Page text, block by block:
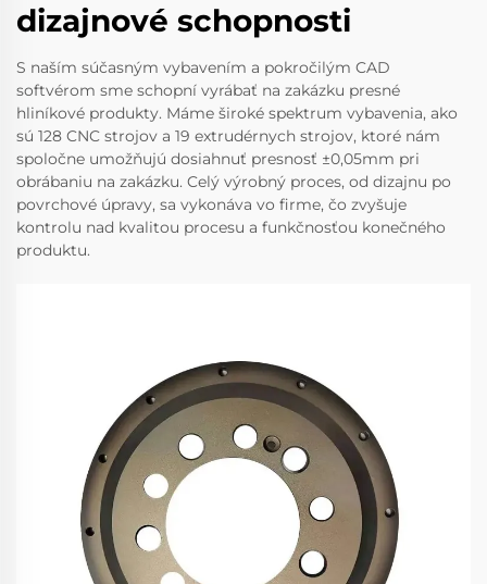
dizajnové schopnosti
S naším súčasným vybavením a pokročilým CAD
softvérom sme schopní vyrábať na zakázku presné
hliníkové produkty. Máme široké spektrum vybavenia, ako
sú 128 CNC strojov a 19 extrudérnych strojov, ktoré nám
spoločne umožňujú dosiahnuť presnosť ±0,05mm pri
obrábaniu na zakázku. Celý výrobný proces, od dizajnu po
povrchové úpravy, sa vykonáva vo firme, čo zvyšuje
kontrolu nad kvalitou procesu a funkčnosťou konečného
produktu.